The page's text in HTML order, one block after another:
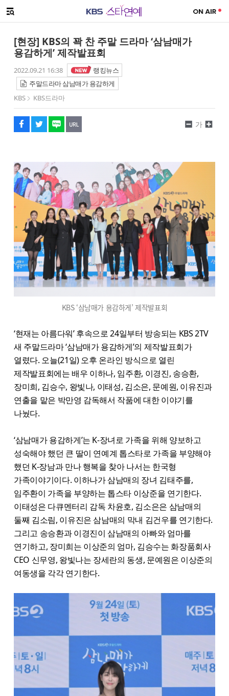
메뉴 열기
[현장] KBS의 꽉 찬 주말 드라마 ‘삼남매가
용감하게’ 제작발표회
2022.09.21 16:38
랭킹뉴스
주말드라마 삼남매가 용감하게
KBS
KBS드라마
페이스북
트위터
네이버
URL복사
글씨 작게보기
가
글씨 크게보기
KBS ‘삼남매가 용감하게’ 제작발표회
‘현재는 아름다워’ 후속으로 24일부터 방송되는 KBS 2TV
새 주말드라마 ‘삼남매가 용감하게’의 제작발표회가
열렸다. 오늘(21일) 오후 온라인 방식으로 열린
제작발표회에는 배우 이하나, 임주환, 이경진, 송승환,
장미희, 김승수, 왕빛나, 이태성, 김소은, 문예원, 이유진과
연출을 맡은 박만영 감독해서 작품에 대한 이야기를
나눴다.
‘삼남매가 용감하게’는 K-장녀로 가족을 위해 양보하고
성숙해야 했던 큰 딸이 연예계 톱스타로 가족을 부양해야
했던 K-장남과 만나 행복을 찾아 나서는 한국형
가족이야기이다. 이하나가 삼남매의 장녀 김태주를,
임주환이 가족을 부양하는 톱스타 이상준을 연기한다.
이태성은 다큐멘터리 감독 차윤호, 김소은은 삼남매의
둘째 김소림, 이유진은 삼남매의 막내 김건우를 연기한다.
그리고 송승환과 이경진이 삼남매의 아빠와 엄마를
연기하고, 장미희는 이상준의 엄마, 김승수는 화장품회사
CEO 신무영, 왕빛나는 장세란의 동생, 문예원은 이상준의
여동생을 각각 연기한다.